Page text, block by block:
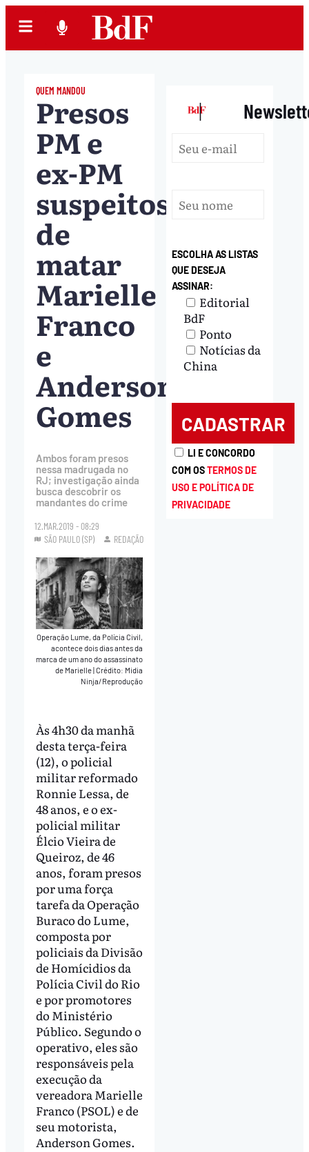
QUEM MANDOU
Presos
PM e
ex-PM
suspeitos
de
matar
Marielle
Franco
e
Anderson
Gomes
Ambos foram presos
nessa madrugada no
RJ; investigação ainda
busca descobrir os
mandantes do crime
12.MAR.2019 - 08:29
SÃO PAULO (SP)
REDAÇÃO
Operação Lume, da Polícia Civil,
acontece dois dias antes da
marca de um ano do assassinato
de Marielle|Crédito: Midia
Ninja/Reprodução
Às 4h30 da manhã
desta terça-feira
(12), o policial
militar reformado
Ronnie Lessa, de
48 anos, e o ex-
policial militar
Élcio Vieira de
Queiroz, de 46
anos, foram presos
por uma força
tarefa da Operação
Buraco do Lume,
composta por
policiais da Divisão
de Homícidios da
Polícia Civil do Rio
e por promotores
do Ministério
Público. Segundo o
operativo, eles são
responsáveis pela
execução da
vereadora Marielle
Franco (PSOL) e de
seu motorista,
Anderson Gomes.
|
ESCOLHA AS LISTAS
QUE DESEJA
ASSINAR:
Editorial
BdF
Ponto
Notícias da
China
LI E CONCORDO
COM OSTERMOS DE
USO E POLÍTICA DE
PRIVACIDADE